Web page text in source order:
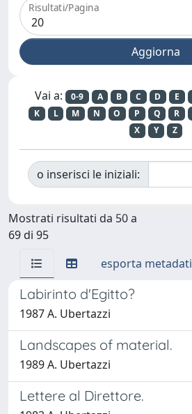
Risultati/Pagina
Vai a: 0-9 A B C D E
K
L M N O P Q R
X
Y Z
o inserisci le iniziali:
Mostrati risultati da 50 a
69 di 95
esporta metadati
Labirinto d'Egitto?
1987 A. Ubertazzi
Landscapes of material.
1989 A. Ubertazzi
Lettere al Direttore.